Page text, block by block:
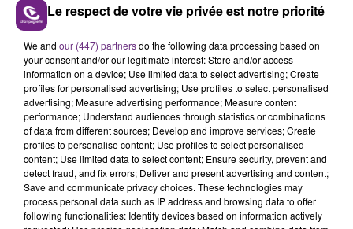
L'INSPECTION DU TRAVAIL RAPPELLE À
L'ORDRE SUR LES CONDITIONS DE...
Alors que les dates de début des vendange 2026
s'est avéré être plus précoce que prévu,
l'inspection du Travail en profite pour rappeler
les conditions de...
TITRES DIFFUSÉS
Le respect de votre vie privée est notre priorité
We and our (447) partnersdo the following data processing based on
your consent and/or our legitimate interest: Store and/or access
information on a device; Use limited data to select advertising; Create
profiles for personalised advertising; Use profiles to select personalised
advertising; Measure advertising performance; Measure content
performance; Understand audiences through statistics or combinations
of data from different sources; Develop and improve services; Create
profiles to personalise content; Use profiles to select personalised
content; Use limited data to select content; Ensure security, prevent and
detect fraud, and fix errors; Deliver and present advertising and content;
Save and communicate privacy choices. These technologies may
process personal data such as IP address and browsing data to offer
following functionalities: Identify devices based on information actively